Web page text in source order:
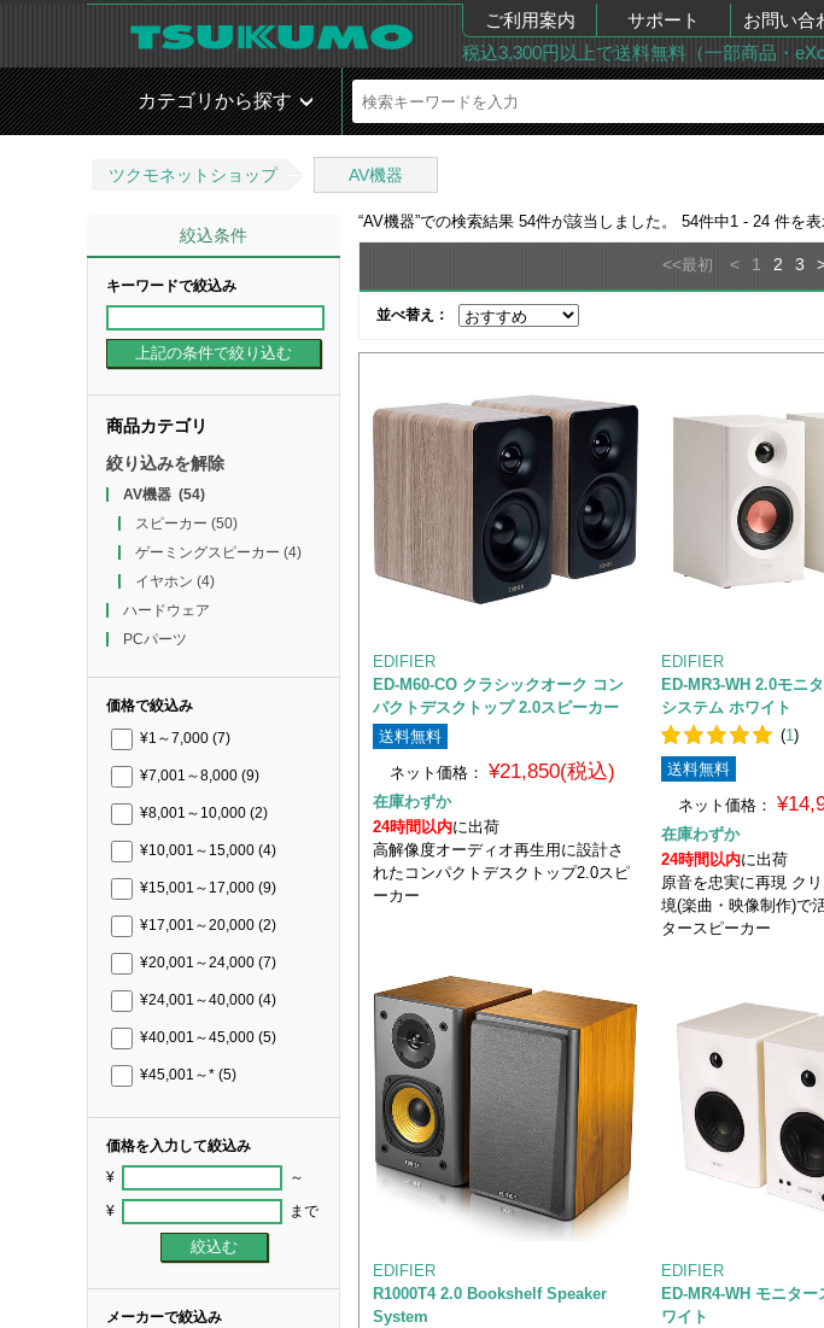
ご利用案内 サポート お問い合
税込3,300円以上で送料無料（一部商品・
カテゴリから探す
ツクモネットショップ AV機器
絞込条件
キーワードで絞込み
商品カテゴリ
絞り込みを解除
AV機器(54)
スピーカー (50)
ゲーミングスピーカー (4)
イヤホン (4)
ハードウェア
PCパーツ
価格で絞込み
¥1～7,000 (7)
¥7,001～8,000 (9)
¥8,001～10,000 (2)
¥10,001～15,000 (4)
¥15,001～17,000 (9)
¥17,001～20,000 (2)
¥20,001～24,000 (7)
¥24,001～40,000 (4)
¥40,001～45,000 (5)
¥45,001～* (5)
価格を入力して絞込み
¥ ～
¥ まで
メーカーで絞込み
“AV機器”での検索結果 54件が該当しました。 54件中1 - 24 件を
<<最初 < 1 2 3
並べ替え：
EDIFIER
ED-M60-CO クラシックオーク コン
パクトデスクトップ 2.0スピーカー
送料無料
ネット価格：
¥21,850(税込)
在庫わずか
24時間以内に出荷
高解像度オーディオ再生用に設計さ
れたコンパクトデスクトップ2.0スピ
ーカー
EDIFIER
ED-MR3-WH 2.0モニ
システム ホワイト
(1 )
送料無料
ネット価格：
在庫わずか
24時間以内に出荷
原音を忠実に再現 ク
境(楽曲・映像制作)で
タースピーカー
EDIFIER
R1000T4 2.0 Bookshelf Speaker
System
EDIFIER
ED-MR4-WH モニタ
ワイト